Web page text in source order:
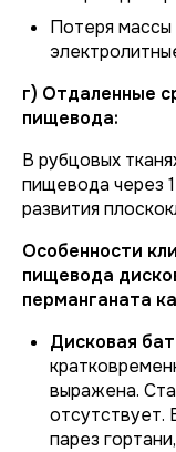
Потеря массы
г) Отдаленные
пищевода:
В рубцовых
пищевода через
развития
Особенности
пищевода
перманганата
Дисковая
выражена.
отсутствует.
парез